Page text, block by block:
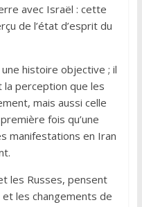
avec Israël : cette
de l’état d’esprit du
histoire objective ; il
perception que les
mais aussi celle
fois qu’une
manifestations en Iran
les Russes, pensent
les changements de